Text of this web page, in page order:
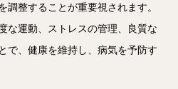
調整することが重要視されます。
な運動、ストレスの管理、良質な
で、健康を維持し、病気を予防す